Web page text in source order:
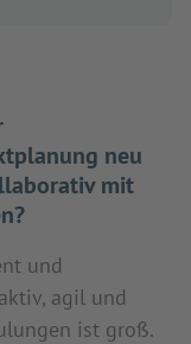
neu
mit
und
agil und
ist groß.